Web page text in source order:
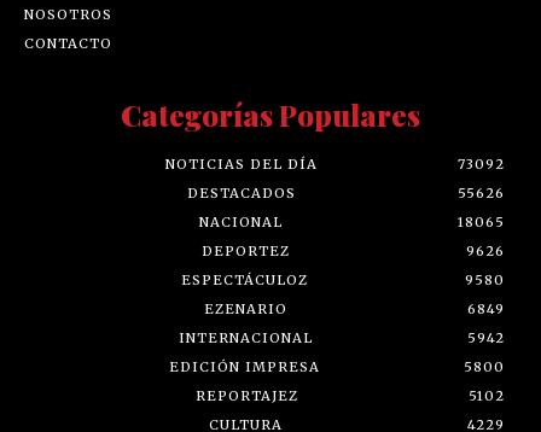
NOSOTROS
CONTACTO
Categorías Populares
NOTICIAS DEL DÍA
73092
DESTACADOS
55626
NACIONAL
18065
DEPORTEZ
9626
ESPECTÁCULOZ
9580
EZENARIO
6849
INTERNACIONAL
5942
EDICIÓN IMPRESA
5800
REPORTAJEZ
5102
CULTURA
4229